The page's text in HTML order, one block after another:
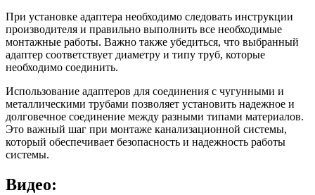
При установке адаптера необходимо следовать инструкции
производителя и правильно выполнить все необходимые
монтажные работы. Важно также убедиться, что выбранный
адаптер соответствует диаметру и типу труб, которые
необходимо соединить.
Использование адаптеров для соединения с чугунными и
металлическими трубами позволяет установить надежное и
долговечное соединение между разными типами материалов.
Это важный шаг при монтаже канализационной системы,
который обеспечивает безопасность и надежность работы
системы.
Видео: